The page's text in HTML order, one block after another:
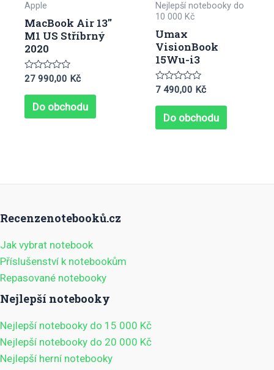
Apple
MacBook Air 13″
M1 US Stříbrný
2020
Hodnocení
z
27 990,00 Kč
Do obchodu
Nejlepší notebooky do
10 000 Kč
Umax
VisionBook
15Wu-i3
Hodnocení
z
7 490,00 Kč
Do obchodu
Recenzenotebooků.cz
Jak vybrat notebook
Příslušenství k notebookům
Repasované notebooky
Nejlepší notebooky
Nejlepší notebooky do 15 000 Kč
Nejlepší notebooky do 20 000 Kč
Nejlepší herní notebooky